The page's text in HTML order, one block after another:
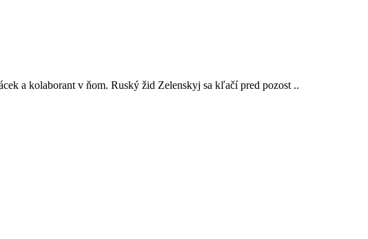
a kolaborant v ňom. Ruský žid Zelenskyj sa kľačí pred pozost ..